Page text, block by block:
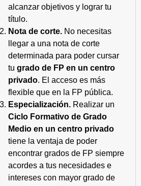
alcanzar objetivos y lograr tu
título.
Nota de corte. No necesitas
llegar a una nota de corte
determinada para poder cursar
tu grado de FP en un centro
privado. El acceso es más
flexible que en la FP pública.
Especialización. Realizar un
Ciclo Formativo de Grado
Medio en un centro privado
tiene la ventaja de poder
encontrar grados de FP siempre
acordes a tus necesidades e
intereses con mayor grado de